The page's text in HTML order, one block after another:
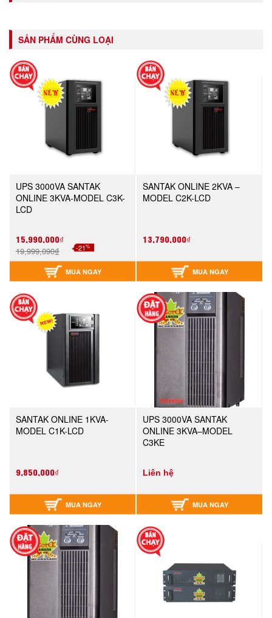
SẢN PHẨM CÙNG LOẠI
UPS 3000VA SANTAK
ONLINE 3KVA-MODEL C3K-
LCD
15,990,000₫
19,999,090₫ -21%
MUA NGAY
SANTAK ONLINE 2KVA –
MODEL C2K-LCD
13,790,000₫
MUA NGAY
SANTAK ONLINE 1KVA-
MODEL C1K-LCD
9,850,000₫
MUA NGAY
UPS 3000VA SANTAK
ONLINE 3KVA–MODEL
C3KE
Liên hệ
MUA NGAY